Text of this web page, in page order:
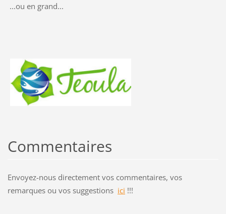
...ou en grand...
Commentaires
Envoyez-nous directement vos commentaires, vos
remarques ou vos suggestions ici !!!